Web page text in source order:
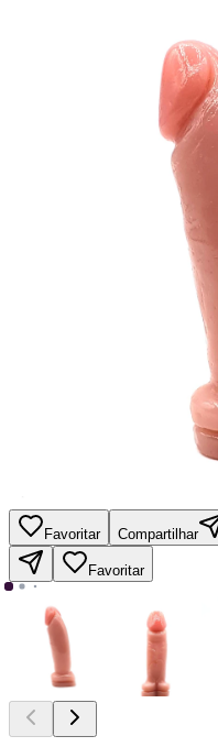
Favoritar Compartilhar
Favoritar